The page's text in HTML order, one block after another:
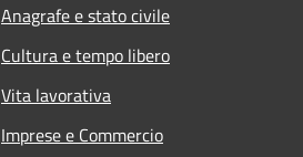
Anagrafe e stato civile
Cultura e tempo libero
Vita lavorativa
Imprese e Commercio